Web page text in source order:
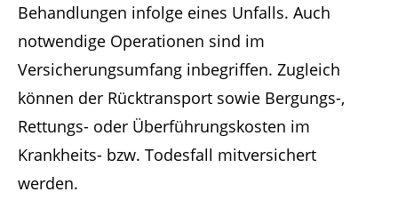
Behandlungen infolge eines Unfalls. Auch
notwendige Operationen sind im
Versicherungsumfang inbegriffen. Zugleich
können der Rücktransport sowie Bergungs-,
Rettungs- oder Überführungskosten im
Krankheits- bzw. Todesfall mitversichert
werden.